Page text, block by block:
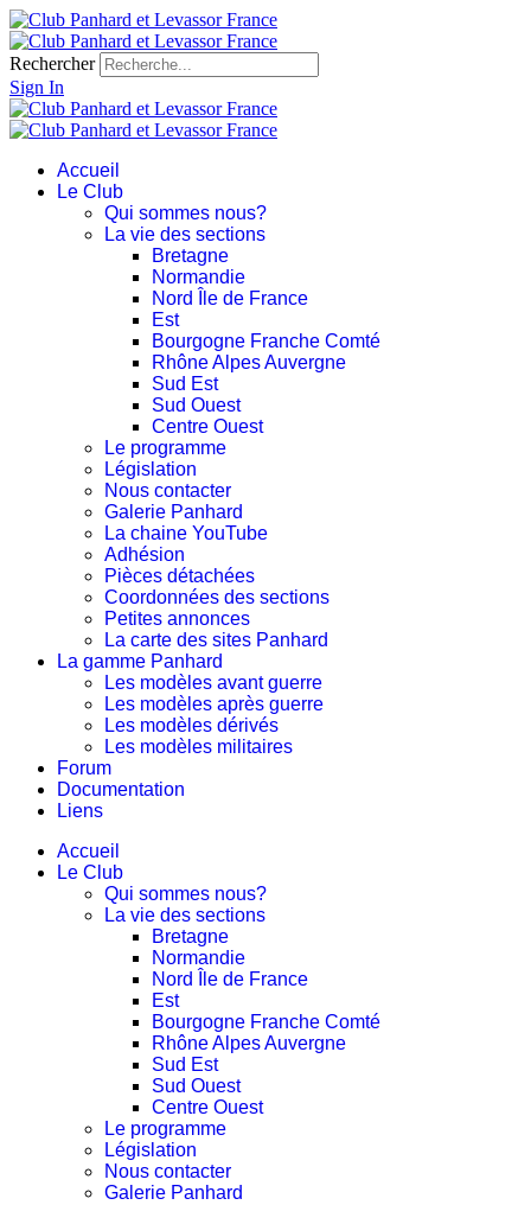
Rechercher
Sign In
Accueil
Le Club
Qui sommes nous?
La vie des sections
Bretagne
Normandie
Nord Île de France
Est
Bourgogne Franche Comté
Rhône Alpes Auvergne
Sud Est
Sud Ouest
Centre Ouest
Le programme
Législation
Nous contacter
Galerie Panhard
La chaine YouTube
Adhésion
Pièces détachées
Coordonnées des sections
Petites annonces
La carte des sites Panhard
La gamme Panhard
Les modèles avant guerre
Les modèles après guerre
Les modèles dérivés
Les modèles militaires
Forum
Documentation
Liens
Accueil
Le Club
Qui sommes nous?
La vie des sections
Bretagne
Normandie
Nord Île de France
Est
Bourgogne Franche Comté
Rhône Alpes Auvergne
Sud Est
Sud Ouest
Centre Ouest
Le programme
Législation
Nous contacter
Galerie Panhard